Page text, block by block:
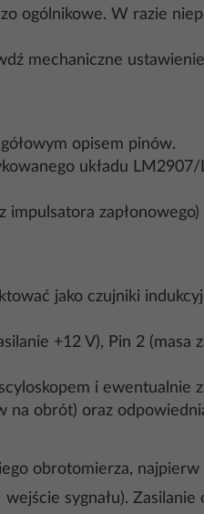
ogólnikowe. W razie
mechaniczne
opisem pinów.
układu
jako czujniki
+12 V), Pin 2 (masa
i ewentualnie
obrót) oraz
obrotomierza,
sygnału).